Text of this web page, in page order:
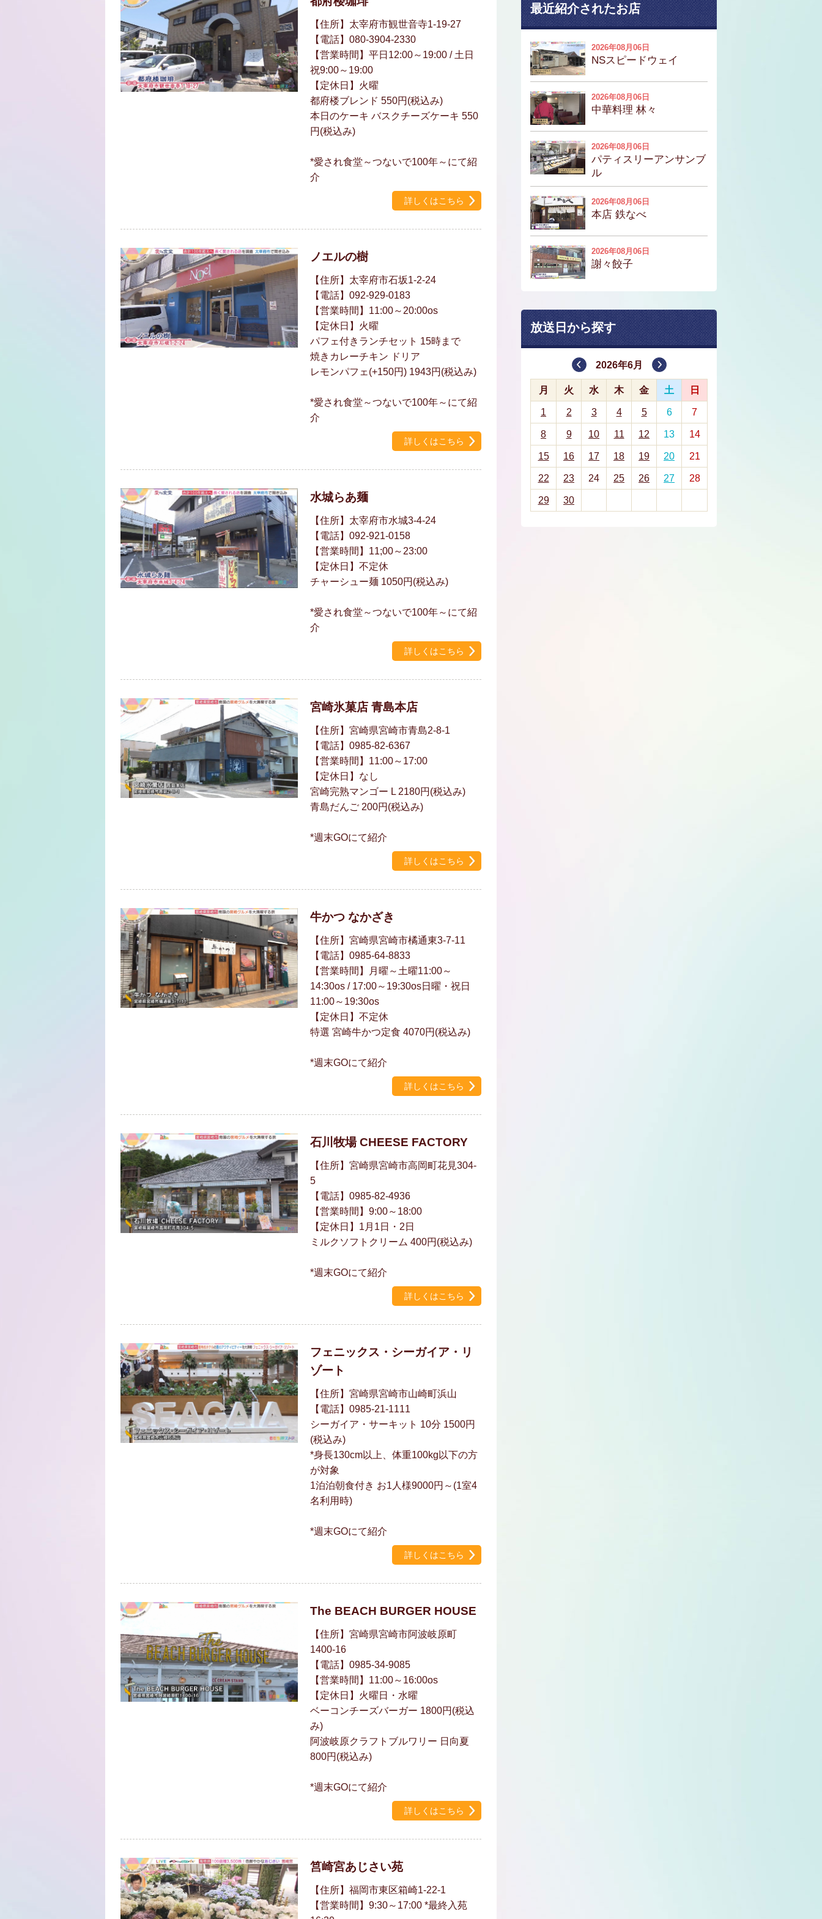
【住所】太宰府市観世音寺1-19-27
【電話】080-3904-2330
【営業時間】平日12:00～19:00 / 土日
祝9:00～19:00
【定休日】火曜
都府楼ブレンド 550円(税込み)
本日のケーキ バスクチーズケーキ 550
円(税込み)
*愛され食堂～つないで100年～にて紹
介
詳しくはこちら
ノエルの樹
【住所】太宰府市石坂1-2-24
【電話】092-929-0183
【営業時間】11:00～20:00os
【定休日】火曜
パフェ付きランチセット 15時まで
焼きカレーチキン ドリア
レモンパフェ(+150円) 1943円(税込み)
*愛され食堂～つないで100年～にて紹
介
詳しくはこちら
水城らあ麺
【住所】太宰府市水城3-4-24
【電話】092-921-0158
【営業時間】11;00～23:00
【定休日】不定休
チャーシュー麺 1050円(税込み)
*愛され食堂～つないで100年～にて紹
介
詳しくはこちら
宮崎氷菓店 青島本店
【住所】宮崎県宮崎市青島2-8-1
【電話】0985-82-6367
【営業時間】11:00～17:00
【定休日】なし
宮崎完熟マンゴー L 2180円(税込み)
青島だんご 200円(税込み)
*週末GOにて紹介
詳しくはこちら
牛かつ なかざき
【住所】宮崎県宮崎市橘通東3-7-11
【電話】0985-64-8833
【営業時間】月曜～土曜11:00～
14:30os / 17:00～19:30os日曜・祝日
11:00～19:30os
【定休日】不定休
特選 宮崎牛かつ定食 4070円(税込み)
*週末GOにて紹介
詳しくはこちら
石川牧場 CHEESE FACTORY
【住所】宮崎県宮崎市高岡町花見304-
5
【電話】0985-82-4936
【営業時間】9:00～18:00
【定休日】1月1日・2日
ミルクソフトクリーム 400円(税込み)
*週末GOにて紹介
詳しくはこちら
フェニックス・シーガイア・リ
ゾート
【住所】宮崎県宮崎市山崎町浜山
【電話】0985-21-1111
シーガイア・サーキット 10分 1500円
(税込み)
*身長130cm以上、体重100kg以下の方
が対象
1泊泊朝食付き お1人様9000円～(1室4
名利用時)
*週末GOにて紹介
詳しくはこちら
The BEACH BURGER HOUSE
【住所】宮崎県宮崎市阿波岐原町
1400-16
【電話】0985-34-9085
【営業時間】11:00～16:00os
【定休日】火曜日・水曜
ベーコンチーズバーガー 1800円(税込
み)
阿波岐原クラフトブルワリー 日向夏
800円(税込み)
*週末GOにて紹介
詳しくはこちら
筥崎宮あじさい苑
【住所】福岡市東区箱崎1-22-1
【営業時間】9:30～17:00 *最終入苑
最近紹介されたお店
2026年08月06日
NSスピードウェイ
2026年08月06日
中華料理 林々
2026年08月06日
パティスリーアンサンブ
ル
2026年08月06日
本店 鉄なべ
2026年08月06日
謝々餃子
放送日から探す
2026年6月
月 火 水 木 金 土 日
1 2 3 4 5 6 7
8 9 10 11 12 13 14
15 16 17 18 19 20 21
22 23 24 25 26 27 28
29 30